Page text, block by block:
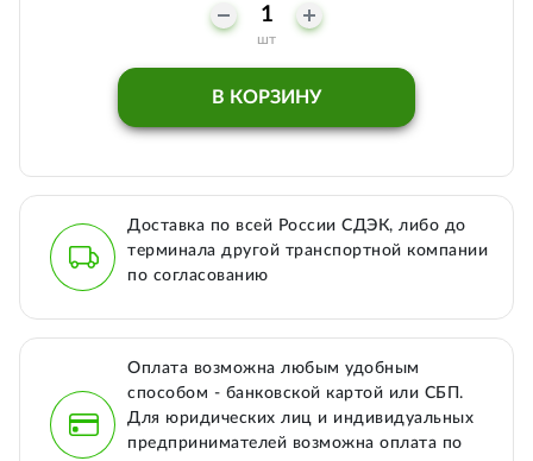
шт
В КОРЗИНУ
Доставка по всей России СДЭК, либо до
терминала другой транспортной компании
по согласованию
Оплата возможна любым удобным
способом - банковской картой или СБП.
Для юридических лиц и индивидуальных
предпринимателей возможна оплата по